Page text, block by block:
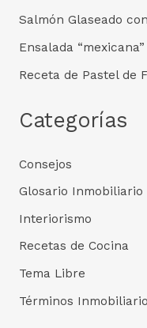
Salmón Glaseado
Ensalada
Receta de Pastel de
Categorías
Consejos
Glosario Inmobiliario
Interiorismo
Recetas de Cocina
Tema Libre
Términos